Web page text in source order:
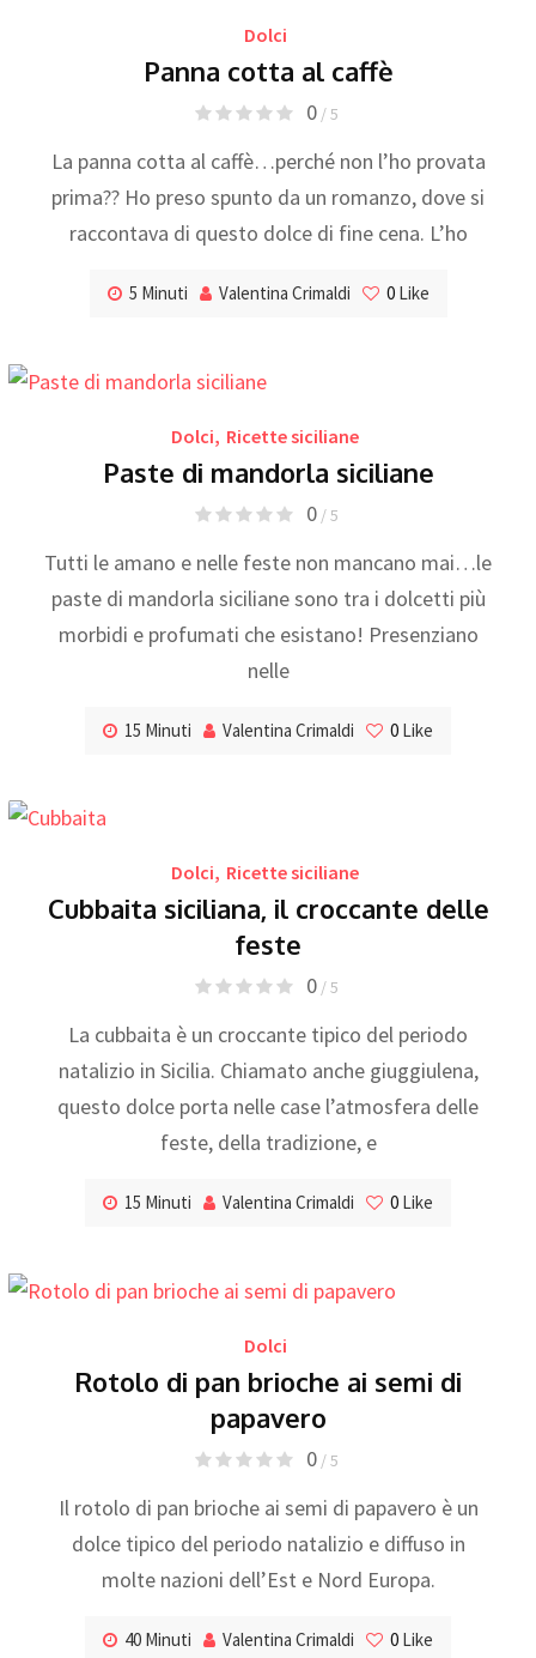
Dolci
Panna cotta al caffè
0/ 5
La panna cotta al caffè…perché non l’ho provata
prima?? Ho preso spunto da un romanzo, dove si
raccontava di questo dolce di fine cena. L’ho
5 Minuti Valentina Crimaldi 0Like
Dolci, Ricette siciliane
Paste di mandorla siciliane
0/ 5
Tutti le amano e nelle feste non mancano mai…le
paste di mandorla siciliane sono tra i dolcetti più
morbidi e profumati che esistano! Presenziano
nelle
15 Minuti Valentina Crimaldi 0 Like
Dolci, Ricette siciliane
Cubbaita siciliana, il croccante delle
feste
0/ 5
La cubbaita è un croccante tipico del periodo
natalizio in Sicilia. Chiamato anche giuggiulena,
questo dolce porta nelle case l’atmosfera delle
feste, della tradizione, e
15 Minuti Valentina Crimaldi 0 Like
Dolci
Rotolo di pan brioche ai semi di
papavero
0/ 5
Il rotolo di pan brioche ai semi di papavero è un
dolce tipico del periodo natalizio e diffuso in
molte nazioni dell’Est e Nord Europa.
40 Minuti Valentina Crimaldi 0 Like